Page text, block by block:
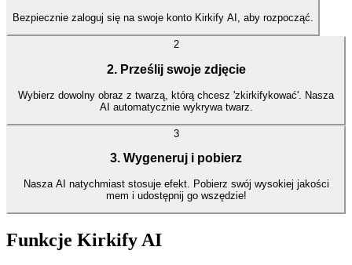
Bezpiecznie zaloguj się na swoje konto Kirkify AI, aby rozpocząć.
2
2. Prześlij swoje zdjęcie
Wybierz dowolny obraz z twarzą, którą chcesz 'zkirkifykować'. Nasza
AI automatycznie wykrywa twarz.
3
3. Wygeneruj i pobierz
Nasza AI natychmiast stosuje efekt. Pobierz swój wysokiej jakości
mem i udostępnij go wszędzie!
Funkcje Kirkify AI